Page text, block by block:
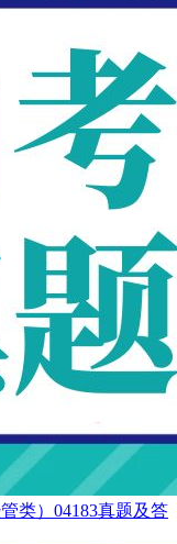
类）04183真题及答